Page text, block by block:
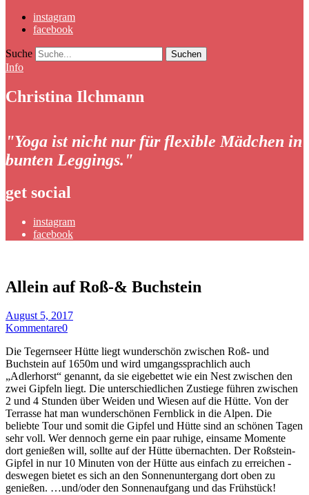
instagram
facebook
Suche
Info
Christina Ilchmann
"Yoga ist nicht nur für flexible Mädchen in
bunten Leggings."
get social
instagram
facebook
Allein auf Roß-& Buchstein
August 5, 2017
Kommentare0
Die Tegernseer Hütte liegt wunderschön zwischen Roß- und
Buchstein auf 1650m und wird umgangssprachlich auch
„Adlerhorst“ genannt, da sie eigebettet wie ein Nest zwischen den
zwei Gipfeln liegt. Die unterschiedlichen Zustiege führen zwischen
2 und 4 Stunden über Weiden und Wiesen auf die Hütte. Von der
Terrasse hat man wunderschönen Fernblick in die Alpen. Die
beliebte Tour und somit die Gipfel und Hütte sind an schönen Tagen
sehr voll. Wer dennoch gerne ein paar ruhige, einsame Momente
dort genießen will, sollte auf der Hütte übernachten. Der Roßstein-
Gipfel in nur 10 Minuten von der Hütte aus einfach zu erreichen -
deswegen bietet es sich an den Sonnenuntergang dort oben zu
genießen. …und/oder den Sonnenaufgang und das Frühstück!